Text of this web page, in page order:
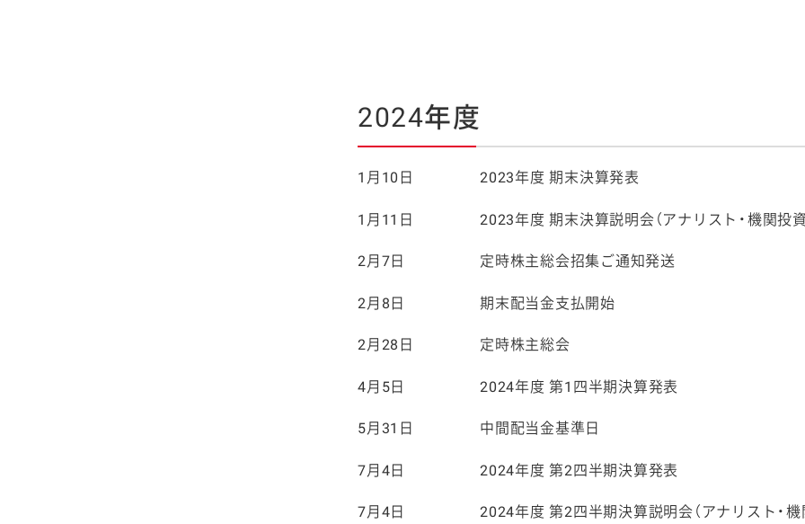
2024年度
1月10日 2023年度 期末決算発表
1月11日 2023年度 期末決算説明会（アナリスト・機関投資
2月7日 定時株主総会招集ご通知発送
2月8日 期末配当金支払開始
2月28日 定時株主総会
4月5日 2024年度 第1四半期決算発表
5月31日 中間配当金基準日
7月4日 2024年度 第2四半期決算発表
7月4日 2024年度 第2四半期決算説明会（アナリスト・機